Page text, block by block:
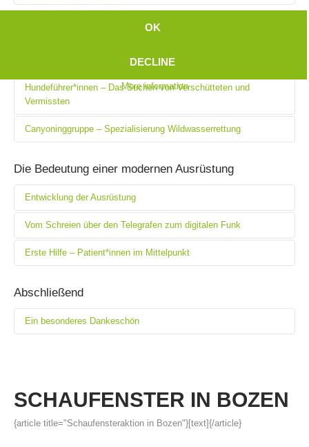
Mountain Rescue Stations
Rettungskette"}[text]{/article}
{article title="Wie läuft ein Einsatz ab?"}[text]{/article}
Spezielle Rettungstruppen
{article title="Rettungseinheiten"}[text]{/article}
Hundeführer*innen – Das Suchen von Verschütteten und
Vermissten
{article title="Hundeführer*innen – Das Suchen von
Verschütteten und Vermissten"}[text]{/article}
Canyoninggruppe – Spezialisierung Wildwasserrettung
Wildwasserrettung"}[text]{/article}
Die Bedeutung einer modernen Ausrüstung
Entwicklung der Ausrüstung
{article title="Entwicklung der Ausrüstung"}[text]{/article}
Vom Schreien über den Telegrafen zum digitalen Funk
{article title="Vom Schreien über den Telegrafen zum digitalen
Funk"}[text]{/article}
Erste Hilfe – Patient*innen im Mittelpunkt
{/article}
Abschließend
Ein besonderes Dankeschön
SCHAUFENSTER IN BOZEN
{article title="Schaufensteraktion in Bozen"}[text]{/article}
OK
DECLINE
More information